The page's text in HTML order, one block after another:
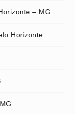
– MG
Horizonte